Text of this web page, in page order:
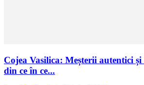
Cojea Vasilica: Meșterii autentici
din ce în ce...